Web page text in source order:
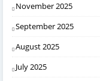
November 2025
September 2025
August 2025
July 2025